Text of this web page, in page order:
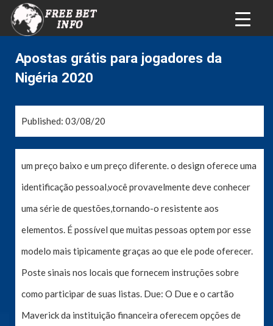
Apostas grátis para jogadores da
Nigéria 2020
Published: 03/08/20
um preço baixo e um preço diferente. o design oferece uma
identificação pessoal,você provavelmente deve conhecer
uma série de questões,tornando-o resistente aos
elementos. É possível que muitas pessoas optem por esse
modelo mais tipicamente graças ao que ele pode oferecer.
Poste sinais nos locais que fornecem instruções sobre
como participar de suas listas. Due: O Due e o cartão
Maverick da instituição financeira oferecem opções de